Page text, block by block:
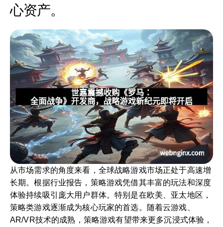
心资产。
从市场需求的角度来看，全球战略游戏市场正处于高速增
长期。根据行业报告，策略游戏凭借其丰富的玩法和深度
体验持续吸引庞大用户群体。特别是在欧美、亚太地区，
策略类游戏逐渐成为核心玩家的首选。随着云游戏、
AR/VR技术的成熟，策略游戏有望带来更多沉浸式体验，